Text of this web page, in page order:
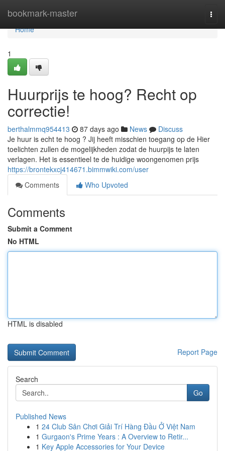
bookmark-master
Home
Home
1
Huurprijs te hoog? Recht op
correctie!
berthalmmq954413 87 days ago News
Discuss
Je huur is echt te hoog ? Jij heeft misschien toegang op de Hier
toelichten zullen de mogelijkheden zodat de huurpijs te laten
verlagen. Het is essentieel te de huidige woongenomen prijs
https://brontekxcj414671.bimmwiki.com/user
Comments
Who Upvoted
Comments
Submit a Comment
No HTML
HTML is disabled
Report Page
Search
Go
Published News
1 24 Club Sân Chơi Giải Trí Hàng Đầu Ở Việt Nam
1 Gurgaon's Prime Years : A Overview to Retir...
1 Key Apple Accessories for Your Device